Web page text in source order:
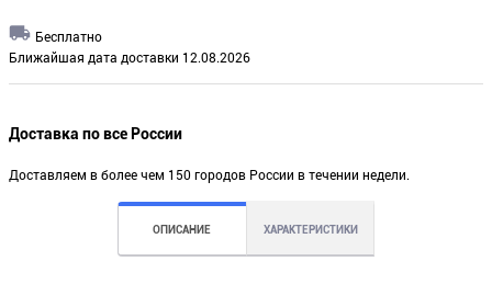
Бесплатно
Ближайшая дата доставки 12.08.2026
Доставка по все России
Доставляем в более чем 150 городов России в течении недели.
ОПИСАНИЕ ХАРАКТЕРИСТИКИ